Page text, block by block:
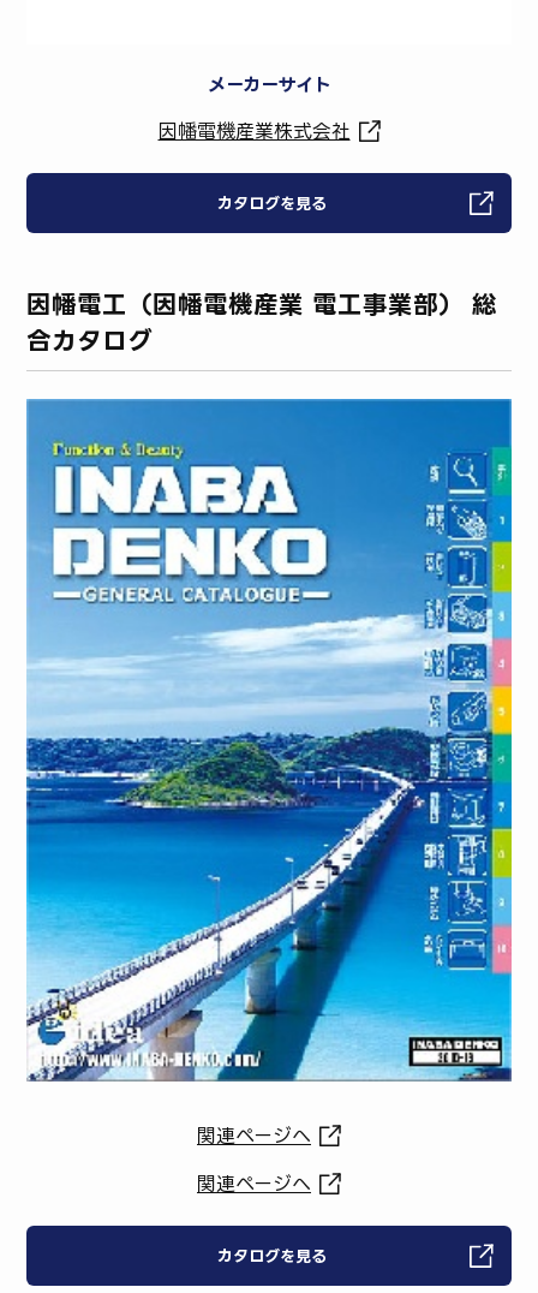
メーカーサイト
因幡電機産業株式会社
カタログを見る
因幡電工（因幡電機産業 電工事業部） 総
合カタログ
関連ページへ
関連ページへ
カタログを見る